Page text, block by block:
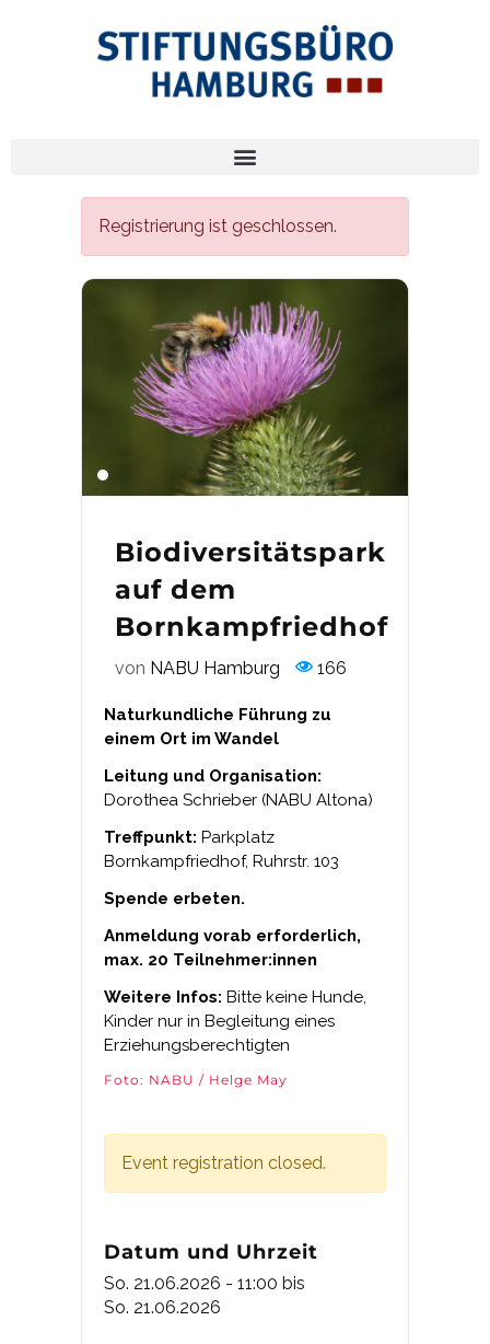
Registrierung ist geschlossen.
Biodiversitätspark
auf dem
Bornkampfriedhof
von NABU Hamburg 166
Naturkundliche Führung zu
einem Ort im Wandel
Leitung und Organisation:
Dorothea Schrieber (NABU Altona)
Treffpunkt: Parkplatz
Bornkampfriedhof, Ruhrstr. 103
Spende erbeten.
Anmeldung vorab erforderlich,
max. 20 Teilnehmer:innen
Weitere Infos: Bitte keine Hunde,
Kinder nur in Begleitung eines
Erziehungsberechtigten
Foto: NABU / Helge May
Event registration closed.
Datum und Uhrzeit
So. 21.06.2026 - 11:00 bis
So. 21.06.2026